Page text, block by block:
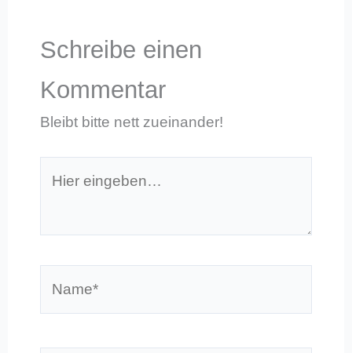
Schreibe einen
Kommentar
Bleibt bitte nett zueinander!
eingeben…